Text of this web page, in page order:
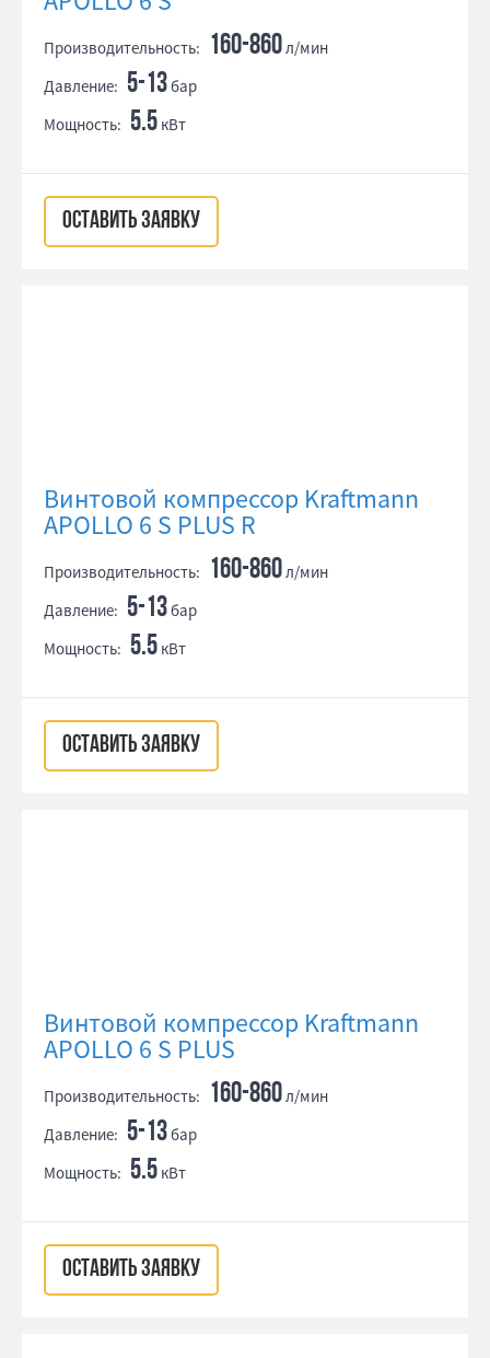
Производительность: 160-860л/мин
Давление: 5-13бар
Мощность: 5.5 кВт
ОСТАВИТЬ ЗАЯВКУ
Винтовой компрессор Kraftmann
APOLLO 6 S PLUS R
Производительность: 160-860л/мин
Давление: 5-13бар
Мощность: 5.5 кВт
ОСТАВИТЬ ЗАЯВКУ
Винтовой компрессор Kraftmann
APOLLO 6 S PLUS
Производительность: 160-860л/мин
Давление: 5-13бар
Мощность: 5.5 кВт
ОСТАВИТЬ ЗАЯВКУ